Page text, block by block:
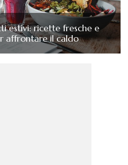
estivi: ricette fresche e
affrontare il caldo